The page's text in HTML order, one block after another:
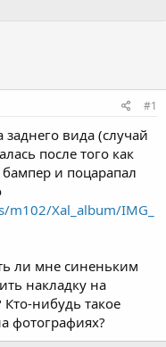
#1
вида (случай
после того как
и поцарапал
Xal_album/IMG_
ли мне синеньким
накладку на
нибудь такое
фотографиях?